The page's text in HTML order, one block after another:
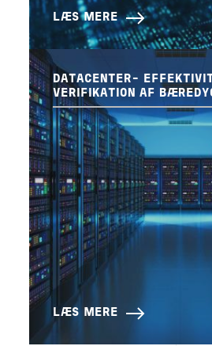
LÆS MERE
DATACENTER-
VERIFIKATION AF
LÆS MERE